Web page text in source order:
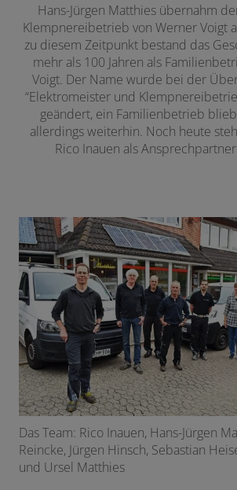
Hans-Jürgen Matthies übernahm
Klempnereibetrieb von Werner Voigt
zu diesem Zeitpunkt bestand das
mehr als 100 Jahren als
Voigt. Der Name wurde bei der
“Elektromeister und
geändert, ein Familienbetrieb
allerdings weiterhin. Noch heute
Rico Inauen als
Das Team: Rico Inauen, Hans-Jürgen
Reincke, Jürgen Hinsch, Sebastian
und Ursel Matthies